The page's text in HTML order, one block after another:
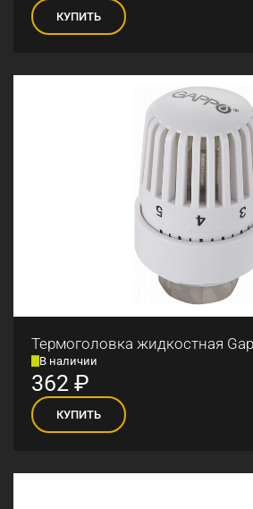
КУПИТЬ
Термоголовка жидкостная
В наличии
362₽
КУПИТЬ